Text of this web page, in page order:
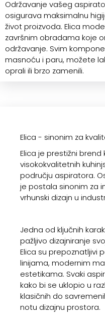
Održavanje vašeg
osigurava maksimalnu
život proizvoda. Elica
završnim obradama koje
održavanje. Svim
masnoću i paru, možete
oprali ili brzo zamenili.
Elica - sinonim za
Elica je prestižni
visokokvalitetnih
području aspiratora.
je postala sinonim za
vrhunski dizajn u
Jedna od ključnih
pažljivo dizajniranje
Elica su prepoznatljivi
linijama, modernim
estetikama. Svaki
kako bi se uklopio u
klasičnih do
notu dizajnu prostora.